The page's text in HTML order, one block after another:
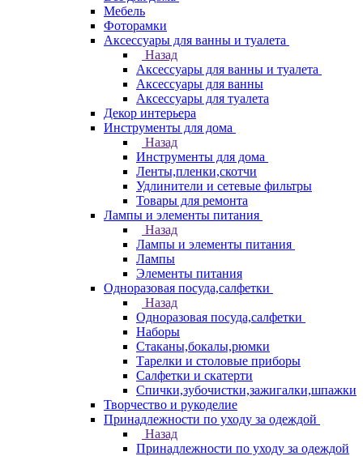
Мебель
Фоторамки
Аксессуары для ванны и туалета
Назад
Аксессуары для ванны и туалета
Аксессуары для ванны
Аксессуары для туалета
Декор интерьера
Инструменты для дома
Назад
Инструменты для дома
Ленты,пленки,скотчи
Удлинители и сетевые фильтры
Товары для ремонта
Лампы и элементы питания
Назад
Лампы и элементы питания
Лампы
Элементы питания
Одноразовая посуда,салфетки
Назад
Одноразовая посуда,салфетки
Наборы
Стаканы,бокалы,рюмки
Тарелки и столовые приборы
Салфетки и скатерти
Спички,зубочистки,зажигалки,шпажки
Творчество и рукоделие
Принадлежности по уходу за одеждой
Назад
Принадлежности по уходу за одеждой